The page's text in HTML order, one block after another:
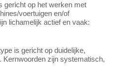
gericht op het werken met
voertuigen en/of
lichamelijk actief en vaak:
is gericht op duidelijke,
Kernwoorden zijn systematisch,